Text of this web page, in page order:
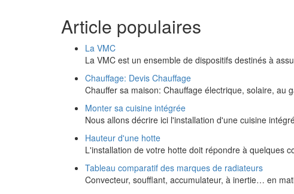
Article populaires
La VMC
La VMC est un ensemble de dispositifs destinés à
Chauffage: Devis Chauffage
Chauffer sa maison: Chauffage électrique, solaire, au
Monter sa cuisine intégrée
Nous allons décrire ici l'installation d'une cuisine
Hauteur d'une hotte
L'installation de votre hotte doit répondre à quelques
Tableau comparatif des marques de radiateurs
Convecteur, soufflant, accumulateur, à inertie… en